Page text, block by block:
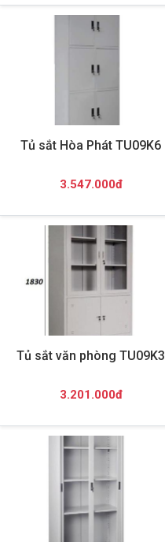
Tủ sắt Hòa Phát TU09K6
3.547.000đ
Tủ sắt văn phòng TU09K3
3.201.000đ